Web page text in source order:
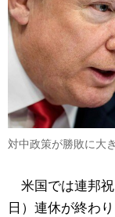
対中政策が勝敗に大
米国では連邦祝
日）連休が終わ